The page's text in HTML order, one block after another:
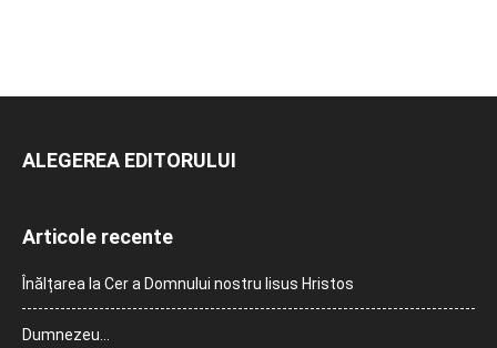
ALEGEREA EDITORULUI
Articole recente
Înălțarea la Cer a Domnului nostru Iisus Hristos
Dumnezeu…